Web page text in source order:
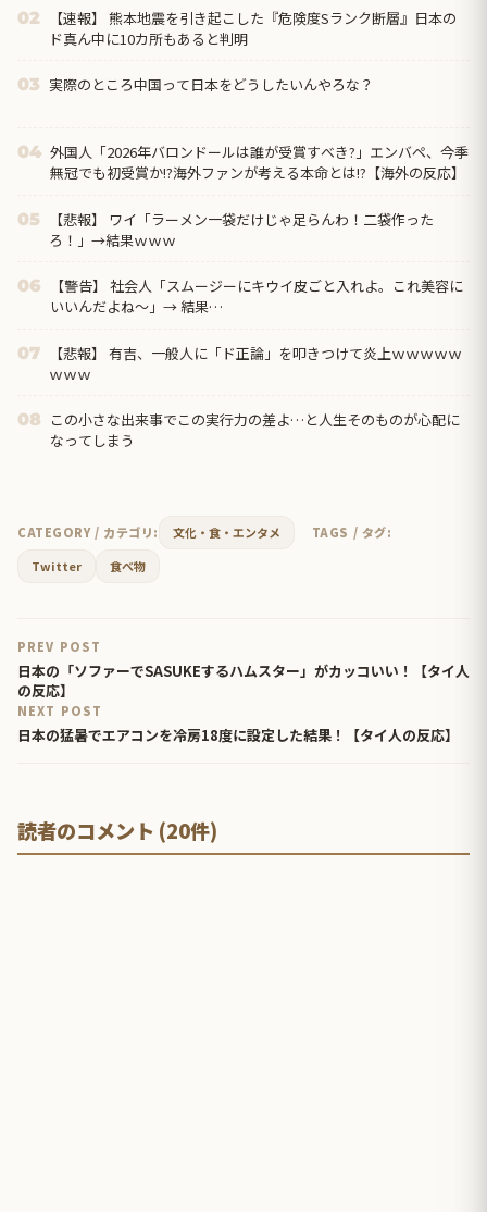
02
【速報】 熊本地震を引き起こした『危険度Sランク断層』日本の
ド真ん中に10カ所もあると判明
03 実際のところ中国って日本をどうしたいんやろな？
04 外国人「2026年バロンドールは誰が受賞すべき?」エンバペ、今季
無冠でも初受賞か!?海外ファンが考える本命とは!?【海外の反応】
05
【悲報】 ワイ「ラーメン一袋だけじゃ足らんわ！二袋作った
ろ！」→結果ｗｗｗ
06
【警告】 社会人「スムージーにキウイ皮ごと入れよ。これ美容に
いいんだよね〜」→ 結果…
07
【悲報】 有吉、一般人に「ド正論」を叩きつけて炎上ｗｗｗｗｗ
ｗｗｗ
08
この小さな出来事でこの実行力の差よ…と人生そのものが心配に
なってしまう
CATEGORY / カテゴリ: 文化・食・エンタメ
TAGS / タグ:
Twitter
食べ物
PREV POST
日本の「ソファーでSASUKEするハムスター」がカッコいい！【タイ人
の反応】
NEXT POST
日本の猛暑でエアコンを冷房18度に設定した結果！【タイ人の反応】
読者のコメント (20件)